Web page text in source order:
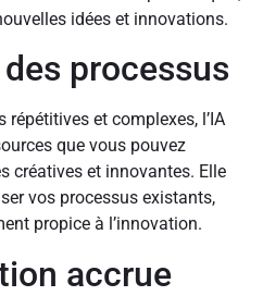
idées et innovations.
processus
et complexes, l’IA
que vous pouvez
créatives et innovantes. Elle
vos processus existants,
propice à l’innovation.
accrue